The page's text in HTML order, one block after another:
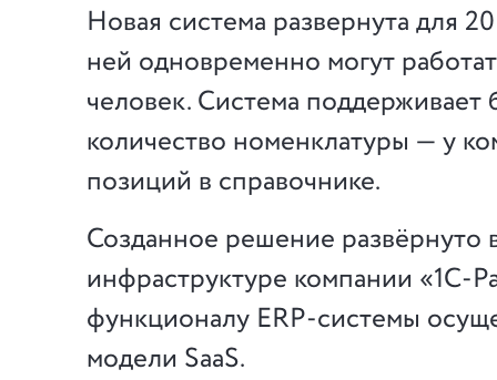
Новая система развернута для
ней одновременно могут
человек. Система поддерживает
количество номенклатуры — у
позиций в справочнике.
Созданное решение развёрнуто
инфраструктуре компании «1С-
функционалу ERP-системы
модели SaaS.